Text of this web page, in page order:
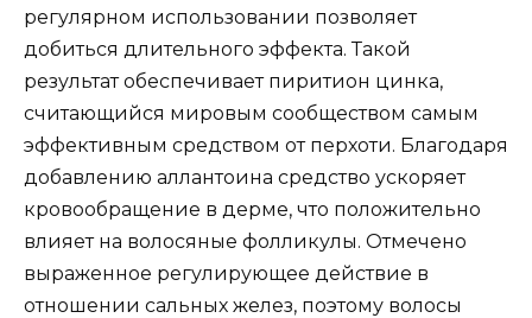
регулярном использовании позволяет
добиться длительного эффекта. Такой
результат обеспечивает пиритион цинка,
считающийся мировым сообществом самым
эффективным средством от перхоти. Благодаря
добавлению аллантоина средство ускоряет
кровообращение в дерме, что положительно
влияет на волосяные фолликулы. Отмечено
выраженное регулирующее действие в
отношении сальных желез, поэтому волосы